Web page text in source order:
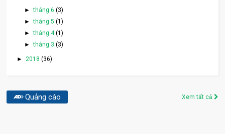
►tháng 6 (3)
►tháng 5 (1)
►tháng 4(1)
►tháng 3 (3)
►2018(36)
Quảng cáo Xem tất cả